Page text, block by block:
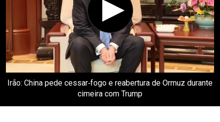
Irão: China pede cessar‑fogo e reabertura de Ormuz durante
cimeira com Trump